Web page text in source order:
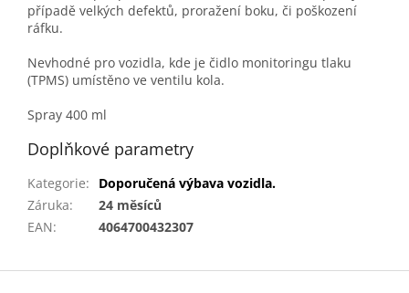
případě velkých defektů, proražení boku, či poškození
ráfku.
Nevhodné pro vozidla, kde je čidlo monitoringu tlaku
(TPMS) umístěno ve ventilu kola.
Spray 400 ml
Doplňkové parametry
Kategorie:
Doporučená výbava vozidla.
Záruka:
24 měsíců
EAN: 4064700432307
Z